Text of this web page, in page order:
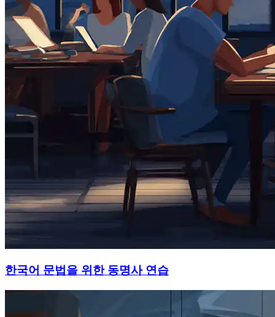
한국어 문법을 위한 동명사 연습